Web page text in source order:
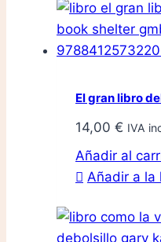
El gran libro
14,00 € IVA
Añadir al
Añadir a la